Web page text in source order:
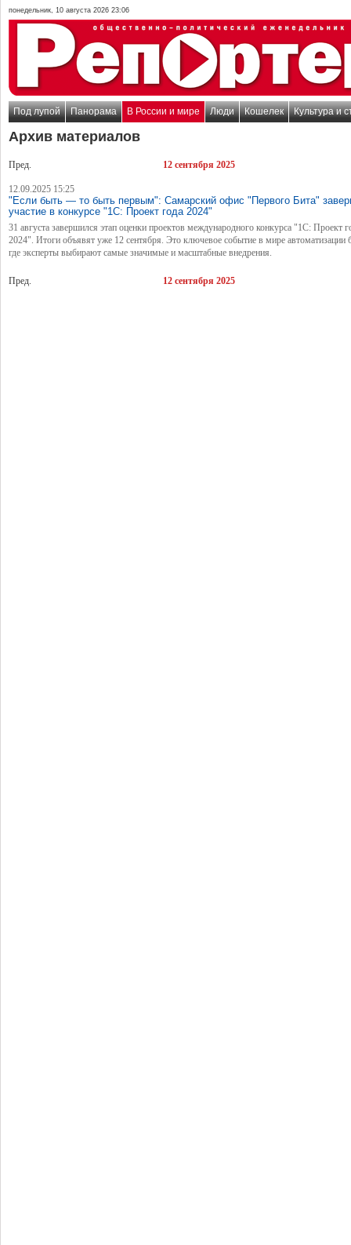
понедельник, 10 августа 2026 23:06
Под лупой Панорама В России и мире Люди Кошелек Культура и
Архив материалов
Пред. 12 сентября 2025
12.09.2025 15:25
"Если быть — то быть первым": Самарский офис "Первого Бита"
участие в конкурсе "1С: Проект года 2024"
31 августа завершился этап оценки проектов международного конкурса "1С: Проект
2024". Итоги объявят уже 12 сентября. Это ключевое событие в мире автоматизации
где эксперты выбирают самые значимые и масштабные внедрения.
Пред. 12 сентября 2025